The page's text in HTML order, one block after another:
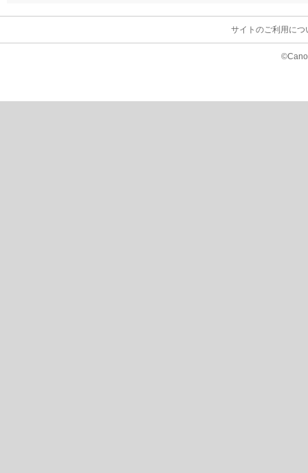
サイトのご利用につ